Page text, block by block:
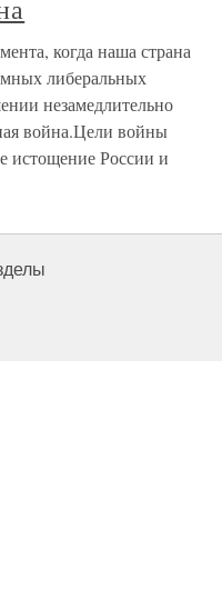
когда наша страна
либеральных
незамедлительно
война.Цели войны
истощение России и